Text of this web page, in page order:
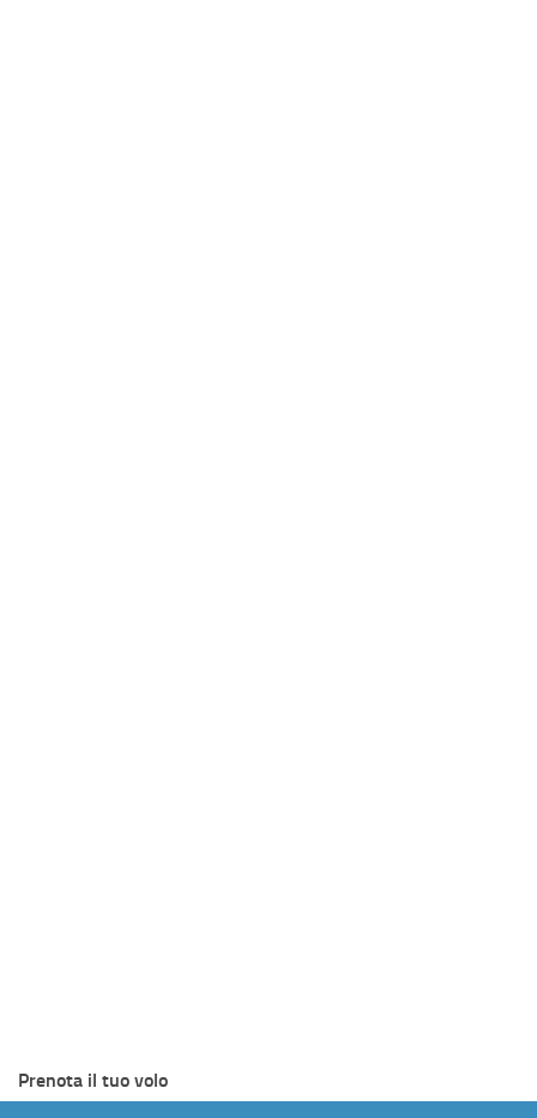
Prenota il tuo volo